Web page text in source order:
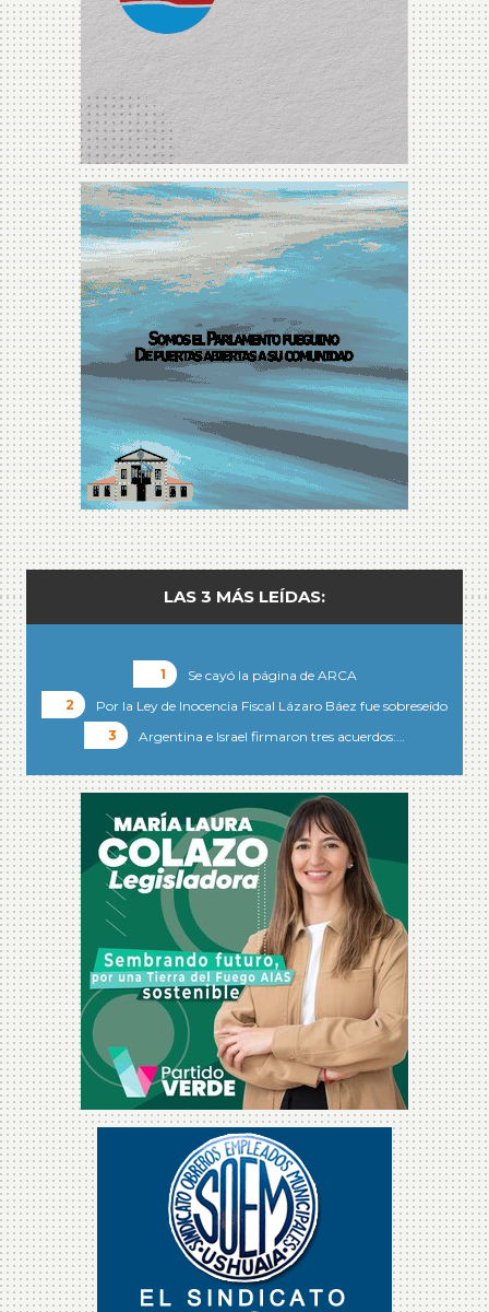
LAS 3 MÁS LEÍDAS:
Se cayó la página de ARCA
Por la Ley de Inocencia Fiscal Lázaro Báez fue sobreseído
Argentina e Israel firmaron tres acuerdos:…